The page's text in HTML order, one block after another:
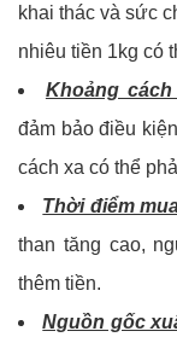
khai thác và sức
nhiêu tiền 1kg có
Khoảng
đảm bảo điều
cách xa có thể
Thời điểm
than tăng cao,
thêm tiền.
Nguồn gốc